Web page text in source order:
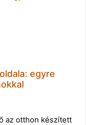
egyre
az otthon készített